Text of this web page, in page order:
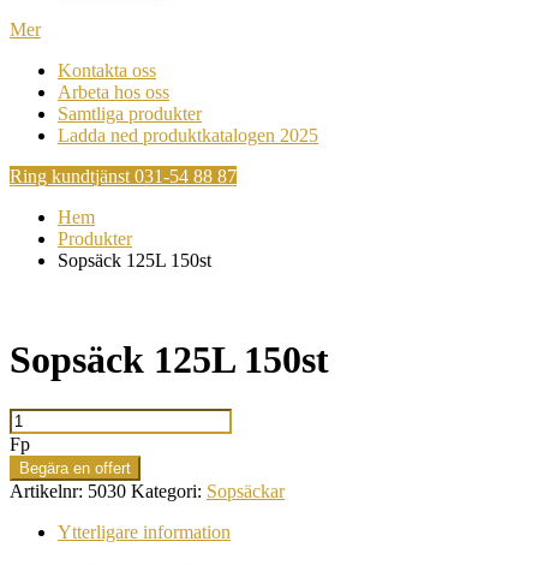
Mer
Kontakta oss
Arbeta hos oss
Samtliga produkter
Ladda ned produktkatalogen 2025
Ring kundtjänst 031-54 88 87
Hem
Produkter
Sopsäck 125L 150st
Sopsäck 125L 150st
Sopsäck
125L
150st
mängd
Fp
Begära en offert
Artikelnr: 5030 Kategori: Sopsäckar
Ytterligare information